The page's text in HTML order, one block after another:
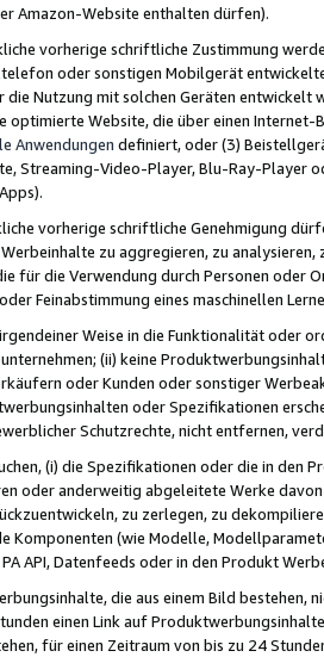
Amazon-Website enthalten dürfen).
vorherige schriftliche Zustimmung
oder sonstigen Mobilgerät
die Nutzung mit solchen Geräten
optimierte Website, die über einen
Anwendungen definiert, oder (3)
Streaming-Video-Player, Blu-Ray-Player
vorherige schriftliche Genehmigung
zu aggregieren, zu
für die Verwendung durch Personen
Feinabstimmung eines maschinellen
Weise in die Funktionalität oder
(ii) keine
oder Kunden oder sonstiger
oder Spezifikationen
Schutzrechte, nicht entfernen,
(i) die Spezifikationen oder die in
oder anderweitig abgeleitete Werke
zu zerlegen, zu
Komponenten (wie Modelle,
API, Datenfeeds oder in den Produkt
die aus einem Bild bestehen,
einen Link auf
für einen Zeitraum von bis zu 24